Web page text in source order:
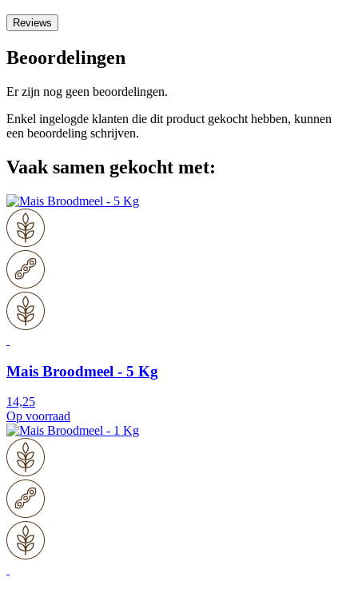
Reviews
Beoordelingen
Er zijn nog geen beoordelingen.
Enkel ingelogde klanten die dit product gekocht hebben, kunnen
een beoordeling schrijven.
Vaak samen gekocht met:
Mais Broodmeel - 5 Kg
14,25
Op voorraad